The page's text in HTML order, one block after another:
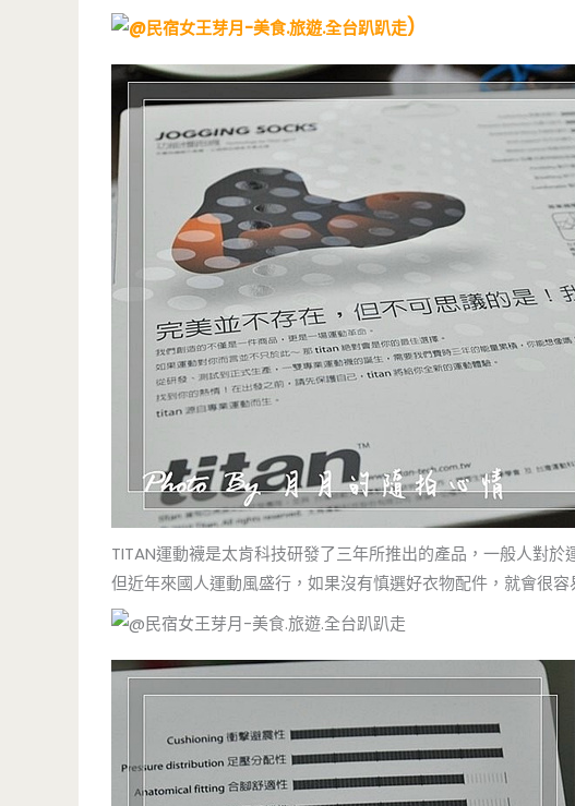
)
TITAN運動襪是太肯科技研發了三年所推出的產品，一般人對
但近年來國人運動風盛行，如果沒有慎選好衣物配件，就會很